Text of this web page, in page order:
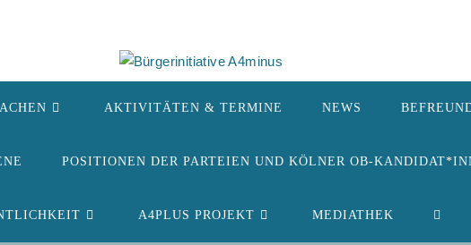
AKTIVITÄTEN & TERMINE NEWS
POSITIONEN DER PARTEIEN UND KÖLNER OB-
A4PLUS PROJEKT MEDIATHEK